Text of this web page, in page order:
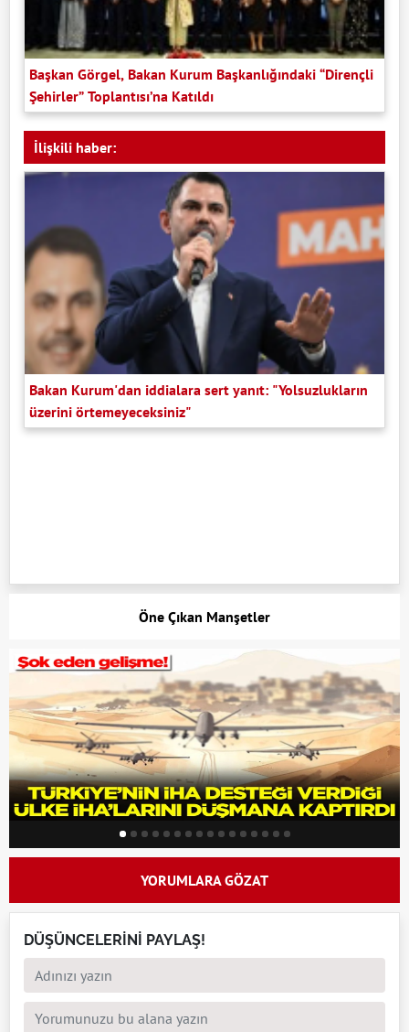
Başkan Görgel, Bakan Kurum Başkanlığındaki “Dirençli
Şehirler” Toplantısı’na Katıldı
İlişkili haber:
Bakan Kurum'dan iddialara sert yanıt: "Yolsuzlukların
üzerini örtemeyeceksiniz"
Öne Çıkan Manşetler
YORUMLARA GÖZAT
DÜŞÜNCELERİNİ PAYLAŞ!